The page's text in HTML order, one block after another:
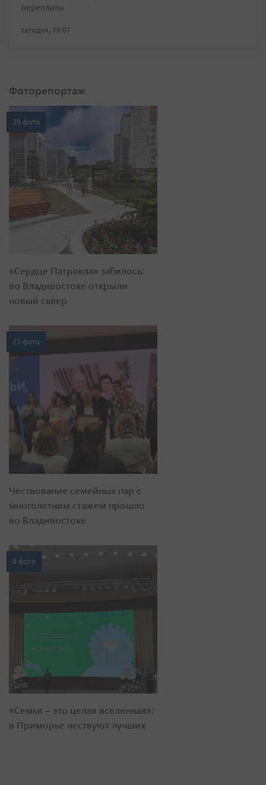
переплаты
сегодня, 16:07
Фоторепортаж
20 фото
«Сердце Патрокла» забилось:
во Владивостоке открыли
новый сквер
23 фото
Чествование семейных пар с
многолетним стажем прошло
во Владивостоке
8 фото
«Семья – это целая вселенная»:
в Приморье чествуют лучших